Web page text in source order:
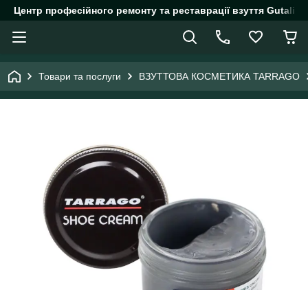
Центр професійного ремонту та реставрації взуття
Товари та послуги ВЗУТТОВА КОСМЕТИКА TARRAGO